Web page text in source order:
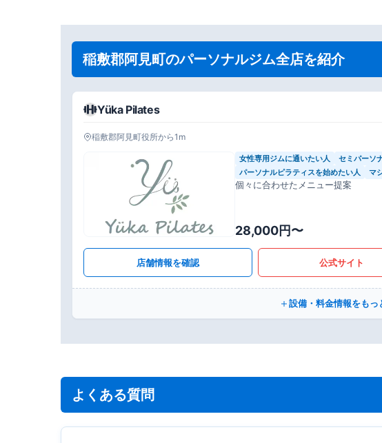
稲敷郡阿見町のパーソナルジム全店を紹介
Yüka Pilates
稲敷郡阿見町役所から1m
女性専用ジムに通いたい人 セミパーソ
パーソナルピラティスを始めたい人
マ
個々に合わせたメニュー提案
28,000円〜
店舗情報を確認 公式サイト
設備・料金情報をもっ
よくある質問